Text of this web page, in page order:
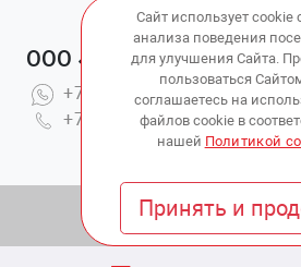
ООО «Ветаптека №1»
+7(914)703-76-43
+7(423)202-51-15 вн.4
© 2010 - 2026 Copyright:
Сайт использует cookie
анализа поведения
для улучшения Сайта.
пользоваться
соглашаетесь на
файлов cookie в
нашей Политикой
Принять и